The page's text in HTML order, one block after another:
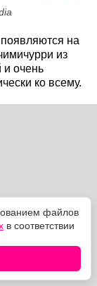
на
из
и очень
ко всему.
файлов
в соответствии